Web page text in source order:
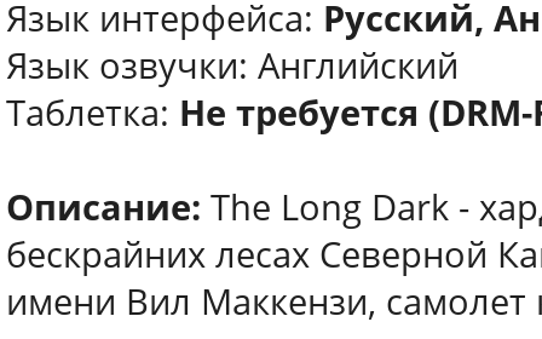
Язык интерфейса: Русский,
Язык озвучки: Английский
Таблетка: Не требуется
Описание: The Long Dark -
бескрайних лесах Северной
имени Вил Маккензи,